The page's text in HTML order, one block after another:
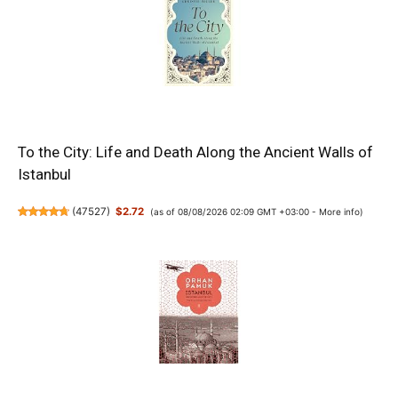
To the City: Life and Death Along the Ancient Walls of
Istanbul
(47527) $2.72 (as of 08/08/2026 02:09 GMT +03:00 - More info)